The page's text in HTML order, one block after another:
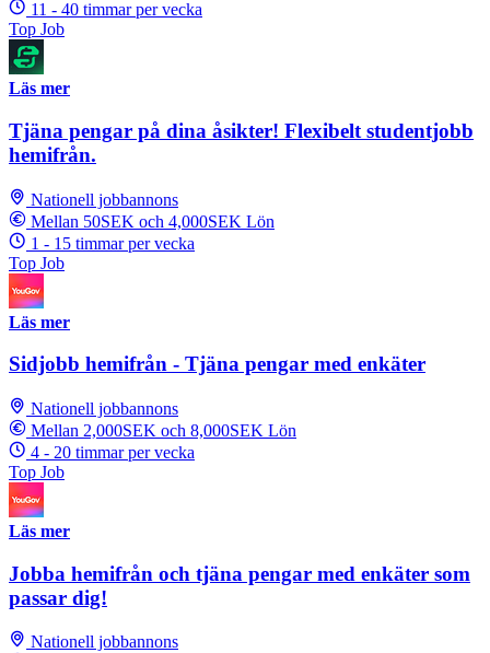
11 - 40 timmar per vecka
Top Job
Läs mer
Tjäna pengar på dina åsikter! Flexibelt studentjobb
hemifrån.
Nationell jobbannons
Mellan 50SEK och 4,000SEK Lön
1 - 15 timmar per vecka
Top Job
Läs mer
Sidjobb hemifrån - Tjäna pengar med enkäter
Nationell jobbannons
Mellan 2,000SEK och 8,000SEK Lön
4 - 20 timmar per vecka
Top Job
Läs mer
Jobba hemifrån och tjäna pengar med enkäter som
passar dig!
Nationell jobbannons